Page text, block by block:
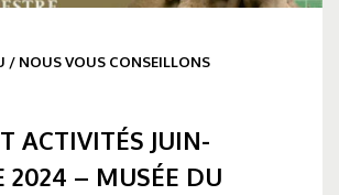
/ NOUS VOUS CONSEILLONS
ACTIVITÉS JUIN-
2024 – MUSÉE DU